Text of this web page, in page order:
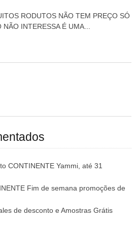
RODUTOS NÃO TEM PREÇO SÓ
INTERESSA É UMA...
CONTINENTE Yammi, até 31
Fim de semana promoções de
de desconto e Amostras Grátis